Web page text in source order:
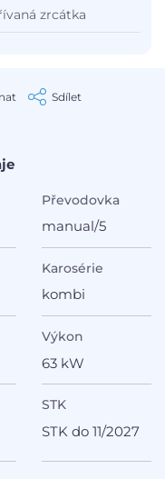
zrcátka
Sdílet
Převodovka
manual/5
Karosérie
kombi
Výkon
63 kW
STK
STK do 11/2027